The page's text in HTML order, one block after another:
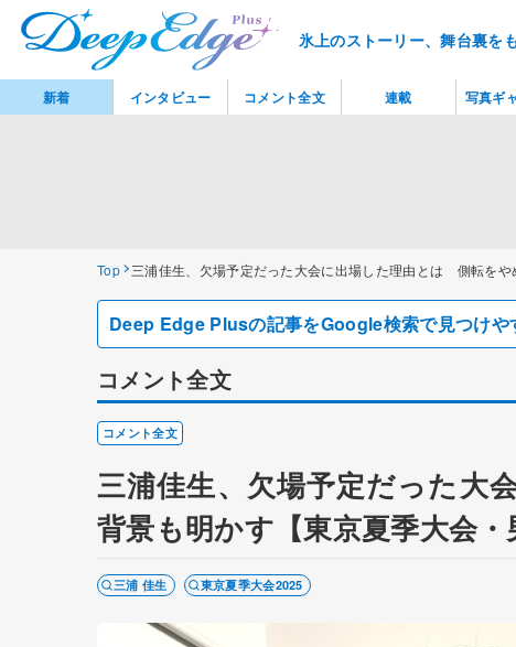
氷上のストーリー、舞台裏
Top 三浦佳生、欠場予定だった大会に出場した理由とは 側転をや
Deep Edge Plusの記事をGoogle検索で見つけや
コメント全文
コメント全文
三浦佳生、欠場予定だった
背景も明かす【東京夏季大会・
三浦 佳生 東京夏季大会2025
新着 インタビュー コメント全文 連載 写真ギ